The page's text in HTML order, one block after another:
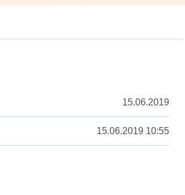
15.06.2019
15.06.2019 10:55